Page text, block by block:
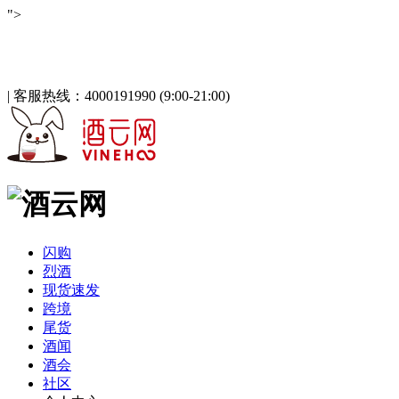
">
| 客服热线：4000191990 (9:00-21:00)
闪购
烈酒
现货速发
跨境
尾货
酒闻
酒会
社区